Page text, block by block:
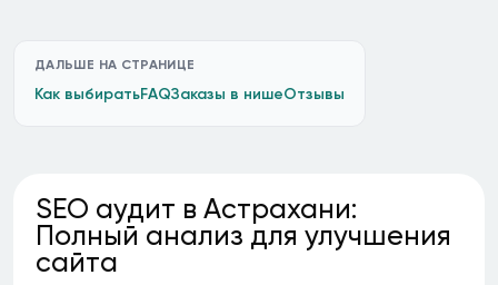
ДАЛЬШЕ НА СТРАНИЦЕ
Как выбиратьFAQЗаказы в нишеОтзывы
SEO аудит в Астрахани:
Полный анализ для улучшения
сайта